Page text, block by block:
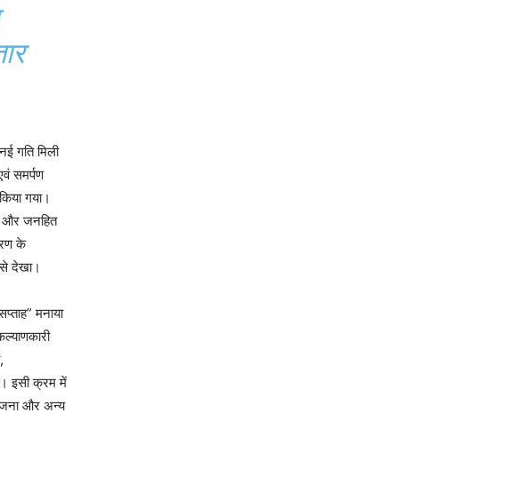
गति मिली
समर्पण
गया।
और जनहित
के
से देखा।
मनाया
इसी क्रम में
और अन्य